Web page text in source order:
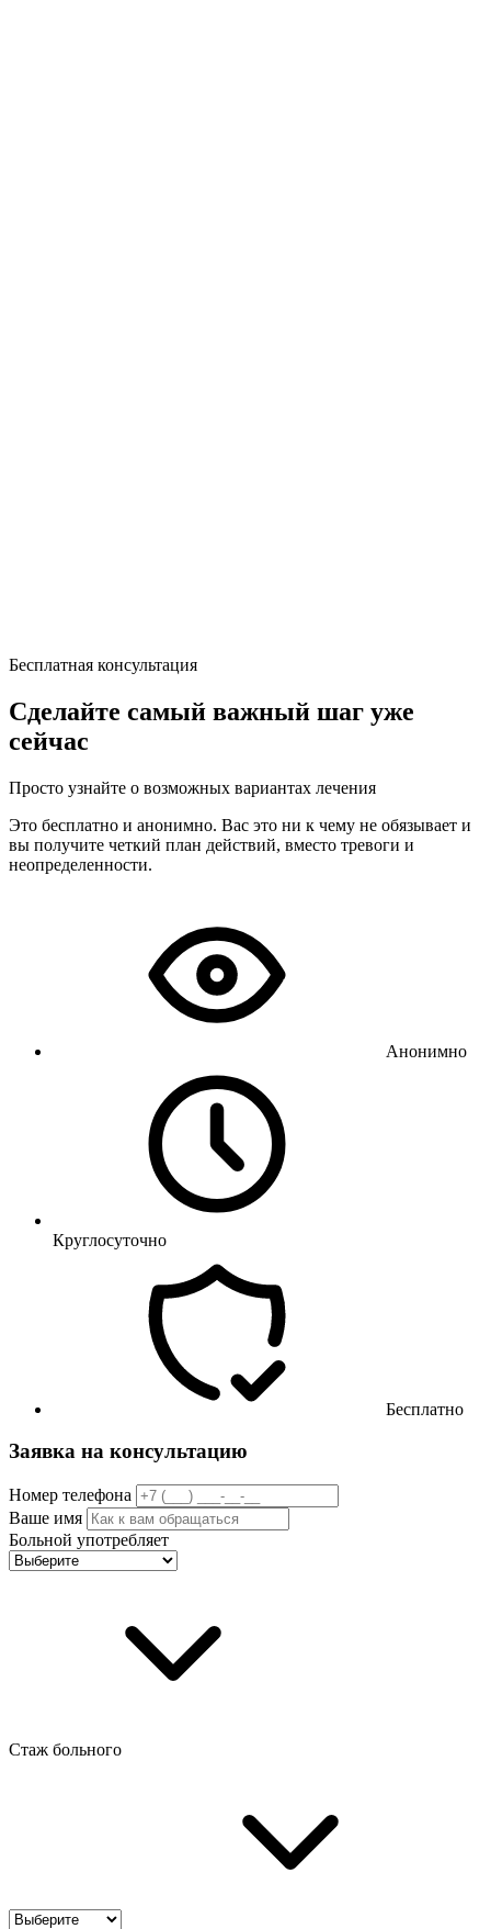
Бесплатная консультация
Сделайте самый важный шаг уже
сейчас
Просто узнайте о возможных вариантах лечения
Это бесплатно и анонимно. Вас это ни к чему не обязывает и
вы получите четкий план действий, вместо тревоги и
неопределенности.
Анонимно
Круглосуточно
Бесплатно
Заявка на консультацию
Номер телефона
Ваше имя
Больной употребляет
Стаж больного